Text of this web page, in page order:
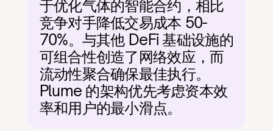
于优化气体的智能合约，相比
竞争对手降低交易成本 50-
70%。与其他 DeFi 基础设施的
可组合性创造了网络效应，而
流动性聚合确保最佳执行。
Plume 的架构优先考虑资本效
率和用户的最小滑点。